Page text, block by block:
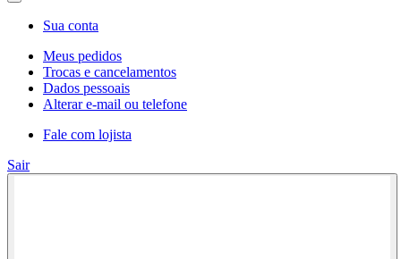
Sua conta
Meus pedidos
Trocas e cancelamentos
Dados pessoais
Alterar e-mail ou telefone
Fale com lojista
Sair